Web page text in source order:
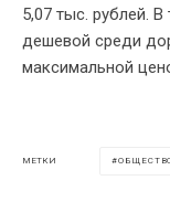
5,07 тыс. рублей.
дешевой среди
максимальной
МЕТКИ